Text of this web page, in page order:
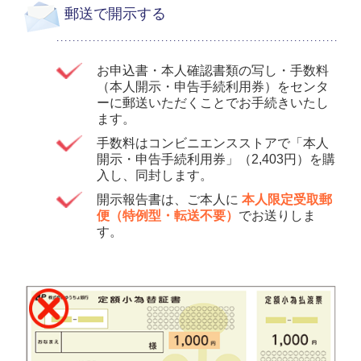
郵送で開示する
お申込書・本人確認書類の写し・手数料
（本人開示・申告手続利用券）をセンタ
ーに郵送いただくことでお手続きいたし
ます。
手数料はコンビニエンスストアで「本人
開示・申告手続利用券」（2,403円）を購
入し、同封します。
開示報告書は、ご本人に 本人限定受取郵
便（特例型・転送不要） でお送りしま
す。